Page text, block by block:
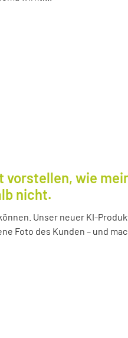
vorstellen, wie
nicht.
Unser neuer KI-
Foto des Kunden – und